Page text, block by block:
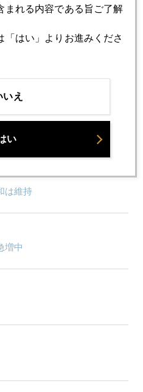
も２１７０ドル台
台
００ドル乗せ
は維持
増中
まれる内容である旨ご了解
「はい」よりお進みくださ
いえ
い